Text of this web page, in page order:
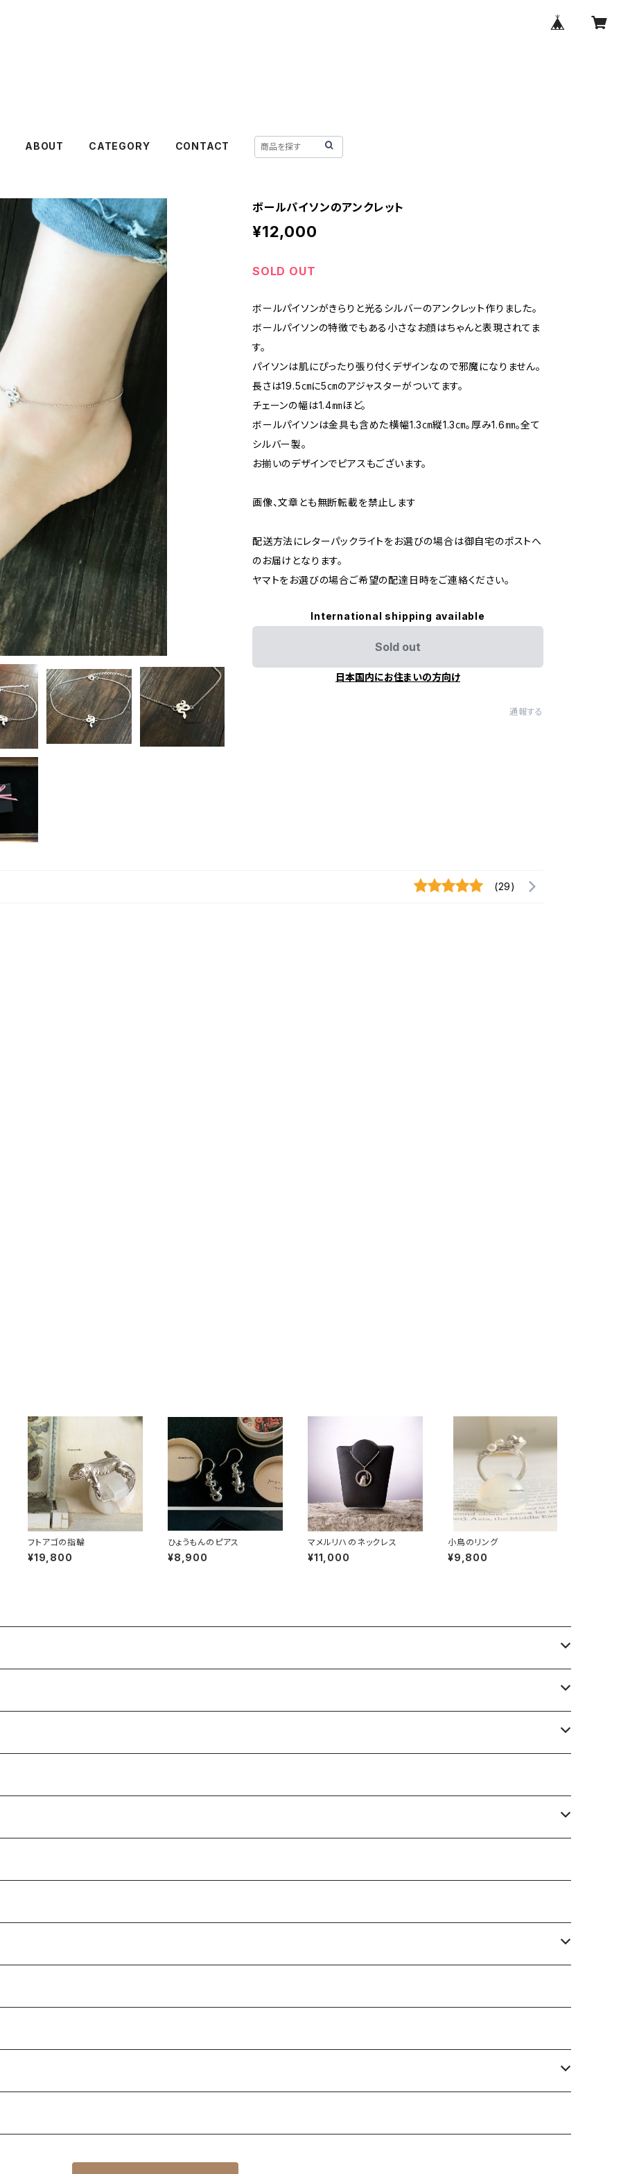
ABOUT CATEGORY CONTACT
ボールパイソンのアンクレット
¥12,000
SOLD OUT
ボールパイソンがきらりと光るシルバーのアンクレット作りました。
ボールパイソンの特徴でもある小さなお顔はちゃんと表現されてま
す。
パイソンは肌にぴったり張り付くデザインなので邪魔になりません。
長さは19.5㎝に5㎝のアジャスターがついてます。
チェーンの幅は1.4㎜ほど。
ボールパイソンは金具も含めた横幅1.3㎝縦1.3㎝。厚み1.6㎜。全て
シルバー製。
お揃いのデザインでピアスもございます。
画像、文章とも無断転載を禁止します
配送方法にレターパックライトをお選びの場合は御自宅のポストへ
のお届けとなります。
ヤマトをお選びの場合ご希望の配達日時をご連絡ください。
International shipping available
Sold out
日本国内にお住まいの方向け
通報する
(29)
フトアゴの指輪
¥19,800
ひょうもんのピアス
¥8,900
マメルリハのネックレス
¥11,000
小鳥のリング
¥9,800